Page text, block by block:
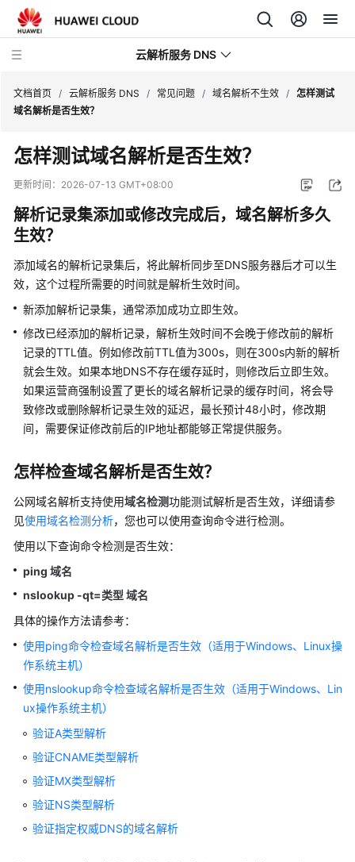
云解析服务 DNS
最
新
动
产
介
绍
速
入
门
用
户
南
最
佳
践
API
考
SDK
考
常
问
题
品
文档首页 / 云解析服务 DNS / 常见问题 / 域名解析不生效 / 怎样测试
域名解析是否生效？
怎样测试域名解析是否生效？
更新时间： 2026-07-13 GMT+08:00
解析记录集添加或修改完成后，域名解析多久
生效？
添加域名的解析记录集后，将此解析同步至DNS服务器后才可以生
效，这个过程所需要的时间就是解析生效时间。
新添加解析记录集，通常添加成功立即生效。
修改已经添加的解析记录，解析生效时间不会晚于修改前的解析
记录的TTL值。例如修改前TTL值为300s，则在300s内新的解析
就会生效。如果本地DNS不存在缓存延时，则修改后立即生效。
如果运营商强制设置了更长的域名解析记录的缓存时间，将会导
致修改或删除解析记录生效的延迟，最长预计48小时，修改期
间，需要保证修改前后的IP地址都能够正常提供服务。
怎样检查域名解析是否生效？
公网域名解析支持使用域名检测功能测试解析是否生效，详细请参
见使用域名检测分析，您也可以使用查询命令进行检测。
使用以下查询命令检测是否生效：
ping 域名
nslookup -qt=类型 域名
具体的操作方法请参考：
使用ping命令检查域名解析是否生效（适用于Windows、Linux操
作系统主机）
使用nslookup命令检查域名解析是否生效（适用于Windows、Lin
ux操作系统主机）
验证A类型解析
验证CNAME类型解析
验证MX类型解析
验证NS类型解析
验证指定权威DNS的域名解析